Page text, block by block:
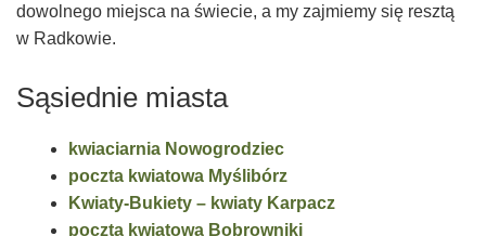
dowolnego miejsca na świecie, a my zajmiemy się resztą
w Radkowie.
Sąsiednie miasta
kwiaciarnia Nowogrodziec
poczta kwiatowa Myślibórz
Kwiaty-Bukiety – kwiaty Karpacz
poczta kwiatowa Bobrowniki